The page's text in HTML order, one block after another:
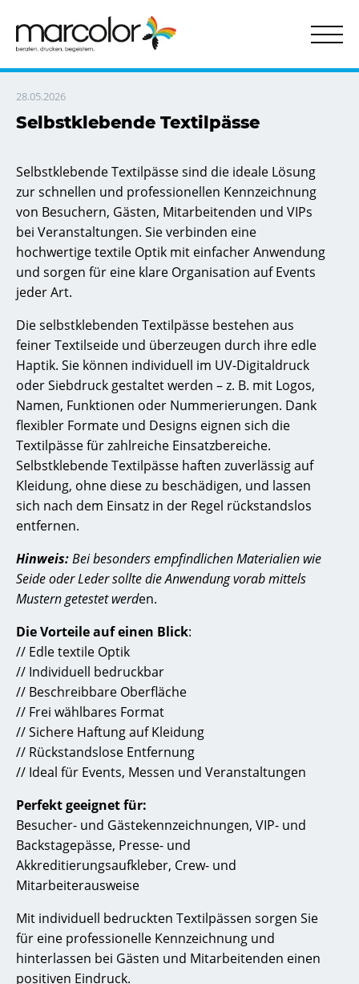
28.05.2026
Selbstklebende Textilpässe
Selbstklebende Textilpässe sind die ideale Lösung
zur schnellen und professionellen Kennzeichnung
von Besuchern, Gästen, Mitarbeitenden und VIPs
bei Veranstaltungen. Sie verbinden eine
hochwertige textile Optik mit einfacher Anwendung
und sorgen für eine klare Organisation auf Events
jeder Art.
Die selbstklebenden Textilpässe bestehen aus
feiner Textilseide und überzeugen durch ihre edle
Haptik. Sie können individuell im UV-Digitaldruck
oder Siebdruck gestaltet werden – z. B. mit Logos,
Namen, Funktionen oder Nummerierungen. Dank
flexibler Formate und Designs eignen sich die
Textilpässe für zahlreiche Einsatzbereiche.
Selbstklebende Textilpässe haften zuverlässig auf
Kleidung, ohne diese zu beschädigen, und lassen
sich nach dem Einsatz in der Regel rückstandslos
entfernen.
Hinweis:Bei besonders empfindlichen Materialien wie
Seide oder Leder sollte die Anwendung vorab mittels
Mustern getestet werden.
Die Vorteile auf einen Blick:
// Edle textile Optik
// Individuell bedruckbar
// Beschreibbare Oberfläche
// Frei wählbares Format
// Sichere Haftung auf Kleidung
// Rückstandslose Entfernung
// Ideal für Events, Messen und Veranstaltungen
Perfekt geeignet für:
Besucher- und Gästekennzeichnungen, VIP- und
Backstagepässe, Presse- und
Akkreditierungsaufkleber, Crew- und
Mitarbeiterausweise
Mit individuell bedruckten Textilpässen sorgen Sie
für eine professionelle Kennzeichnung und
hinterlassen bei Gästen und Mitarbeitenden einen
positiven Eindruck.